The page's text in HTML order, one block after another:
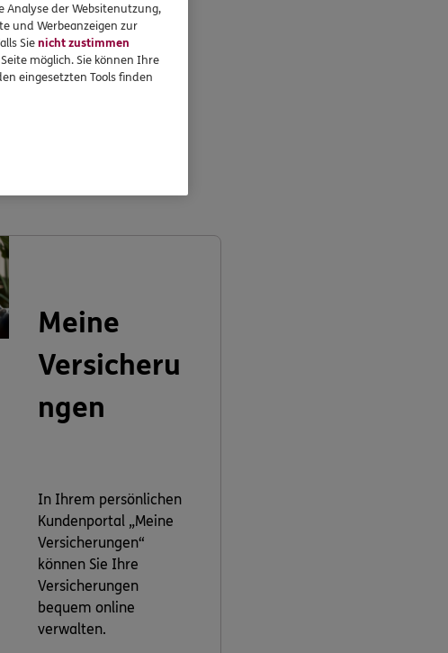
herunter!
Meine
Versicheru
ngen
In Ihrem persönlichen
Kundenportal „Meine
Versicherungen“
können Sie Ihre
Versicherungen
bequem online
verwalten.
Analyse der Websitenutzung,
und Werbeanzeigen zur
Sienicht zustimmen
möglich. Sie können Ihre
eingesetzten Tools finden